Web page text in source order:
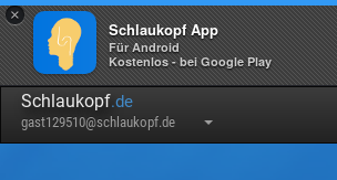
×
Schlaukopf App
Für Android
Kostenlos - bei Google Play
Schlaukopf.de
gast129510@schlaukopf.de